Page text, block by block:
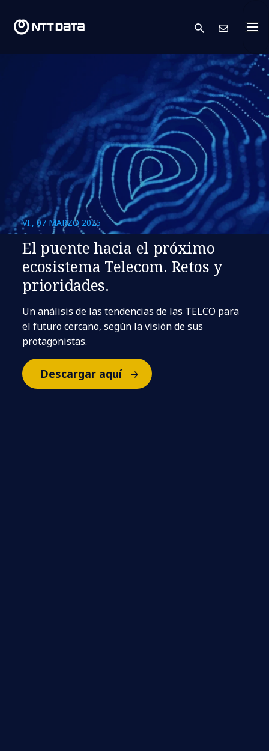
search
VI., 07 MARZO 2025
El puente hacia el próximo
ecosistema Telecom. Retos y
prioridades.
Un análisis de las tendencias de las TELCO para
el futuro cercano, según la visión de sus
protagonistas.
Descargar aquí